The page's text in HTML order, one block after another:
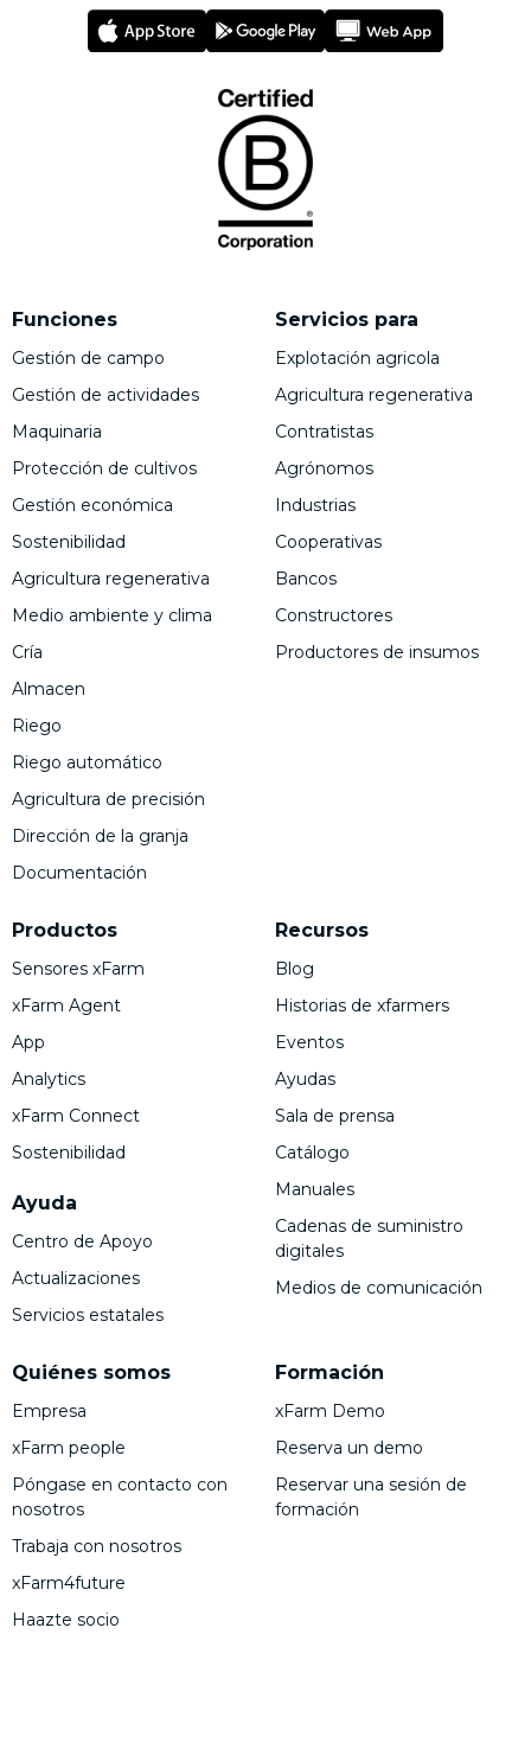
Funciones
Gestión de campo
Gestión de actividades
Maquinaria
Protección de cultivos
Gestión económica
Sostenibilidad
Agricultura regenerativa
Medio ambiente y clima
Cría
Almacen
Riego
Riego automático
Agricultura de precisión
Dirección de la granja
Documentación
Productos
Sensores xFarm
xFarm Agent
App
Analytics
xFarm Connect
Sostenibilidad
Ayuda
Centro de Apoyo
Actualizaciones
Servicios estatales
Servicios para
Explotación agricola
Agricultura regenerativa
Contratistas
Agrónomos
Industrias
Cooperativas
Bancos
Constructores
Productores de insumos
Quiénes somos
Empresa
xFarm people
Póngase en contacto con
nosotros
Trabaja con nosotros
xFarm4future
Haazte socio
Recursos
Blog
Historias de xfarmers
Eventos
Ayudas
Sala de prensa
Catálogo
Manuales
Cadenas de suministro
digitales
Medios de comunicación
Formación
xFarm Demo
Reserva un demo
Reservar una sesión de
formación